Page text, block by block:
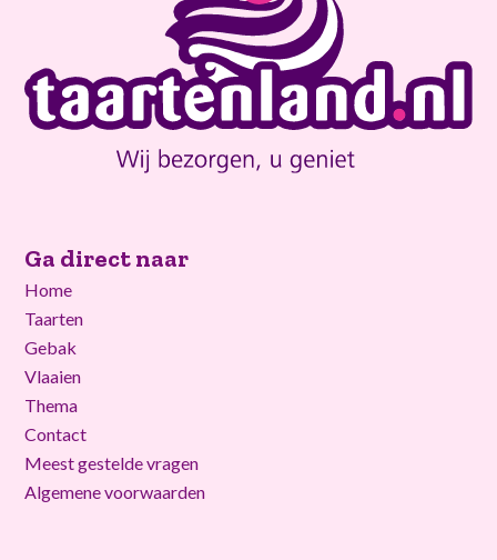
Ga direct naar
Home
Taarten
Gebak
Vlaaien
Thema
Contact
Meest gestelde vragen
Algemene voorwaarden